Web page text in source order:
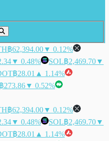
฿62,394.00▼ 0.12%
▼ 0.48% SOL฿2,469.70▼
฿28.01 ▲ 1.14%
฿273.86▼ 0.52%
฿62,394.00▼ 0.12%
▼ 0.48% SOL฿2,469.70▼
฿28.01 ▲ 1.14%